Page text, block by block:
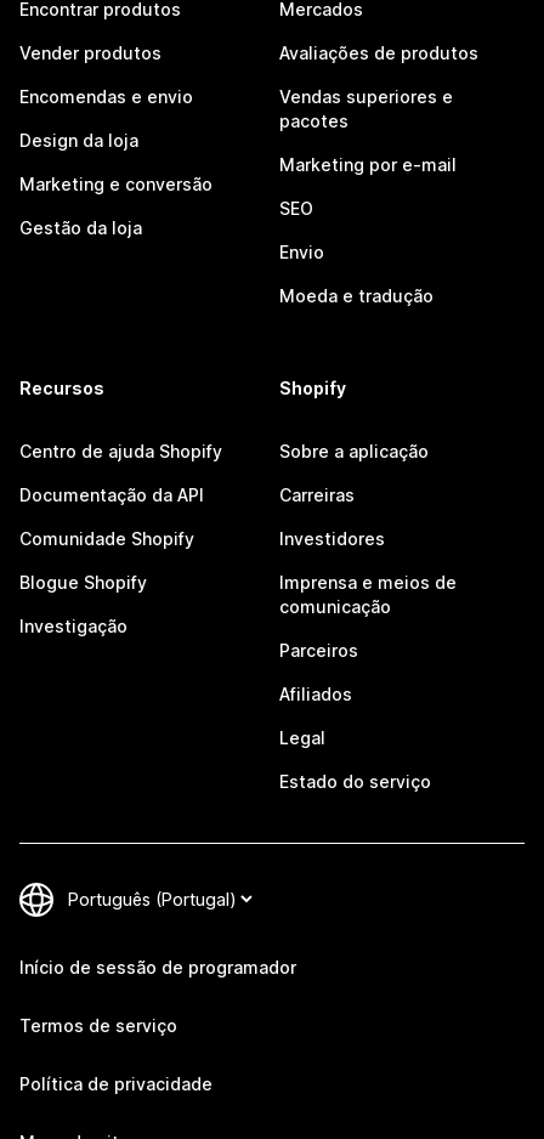
Encontrar produtos
Vender produtos
Encomendas e envio
Design da loja
Marketing e conversão
Gestão da loja
Mercados
Avaliações de produtos
Vendas superiores e
pacotes
Marketing por e-mail
SEO
Envio
Moeda e tradução
Recursos
Centro de ajuda Shopify
Documentação da API
Comunidade Shopify
Blogue Shopify
Investigação
Shopify
Sobre a aplicação
Carreiras
Investidores
Imprensa e meios de
comunicação
Parceiros
Afiliados
Legal
Estado do serviço
Início de sessão de programador
Termos de serviço
Política de privacidade